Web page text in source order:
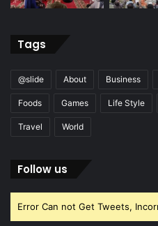
Tags
@slide About Business
Foods Games Life Style
Travel World
Follow us
Error Can not Get Tweets,